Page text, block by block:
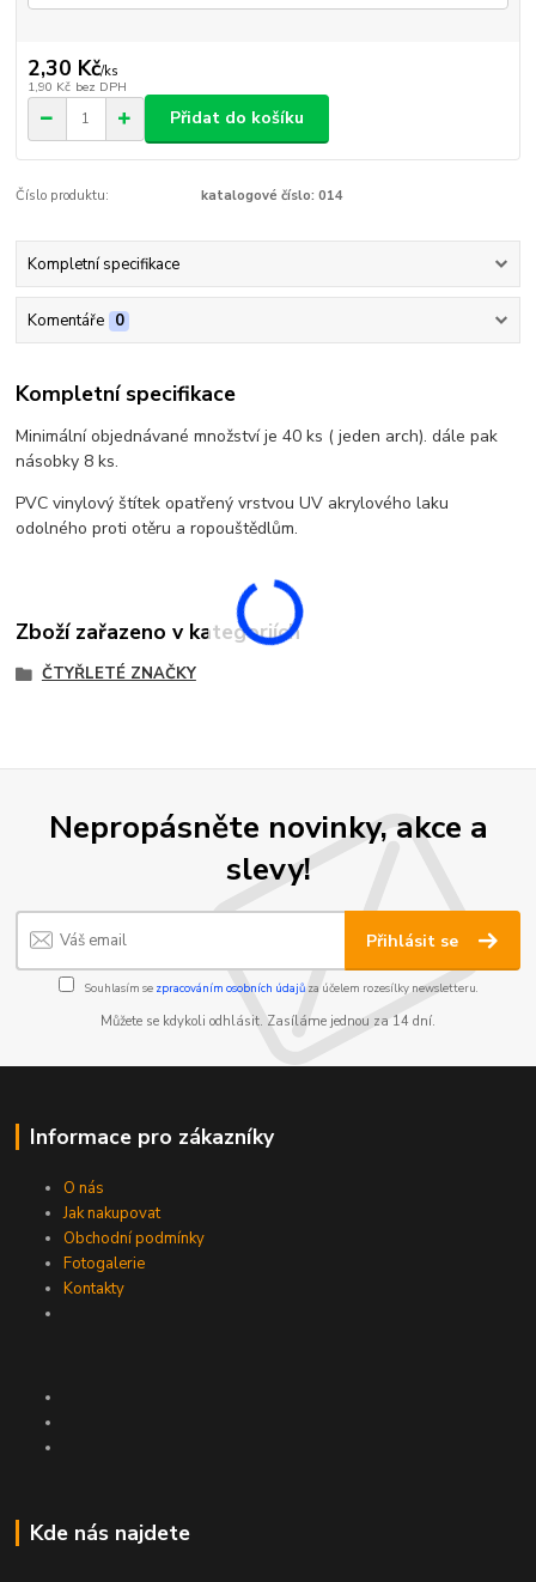
2,30 Kč/ks
1,90 Kč bez DPH
Přidat do košíku
Číslo produktu: katalogové číslo: 014
Kompletní specifikace
Komentáře 0
Kompletní specifikace
Minimální objednávané množství je 40 ks ( jeden arch). dále pak
násobky 8 ks.
PVC vinylový štítek opatřený vrstvou UV akrylového laku
odolného proti otěru a ropouštědlům.
Zboží zařazeno v kategoriích
ČTYŘLETÉ ZNAČKY
Nepropásněte novinky, akce a
slevy!
Přihlásit se
Souhlasím se zpracováním osobních údajůza účelem rozesílky newsletteru.
Můžete se kdykoli odhlásit. Zasíláme jednou za 14 dní.
Informace pro zákazníky
O nás
Jak nakupovat
Obchodní podmínky
Fotogalerie
Kontakty
Kde nás najdete